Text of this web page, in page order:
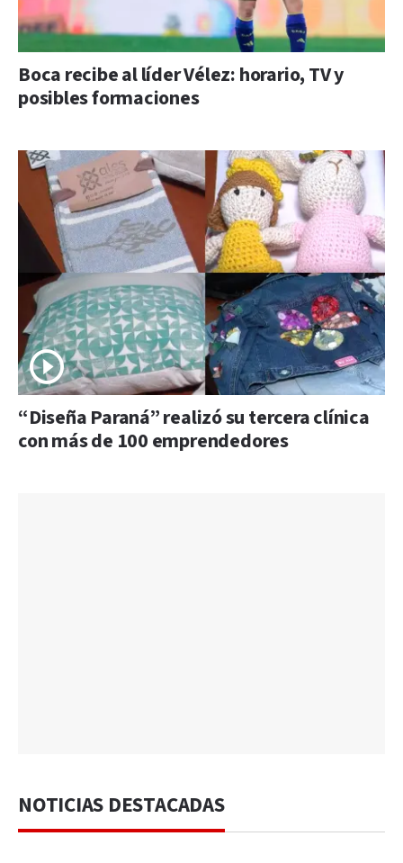
Boca recibe al líder Vélez: horario, TV y
posibles formaciones
“Diseña Paraná” realizó su tercera clínica
con más de 100 emprendedores
NOTICIAS DESTACADAS